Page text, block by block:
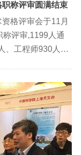
称评审圆满结束
格评审会于11月
评审,1199人通
、工程师930人、